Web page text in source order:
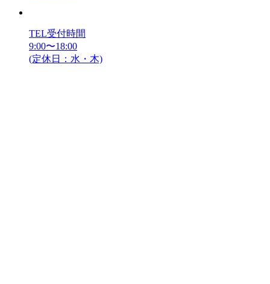
TEL受付時間
9:00〜18:00
(定休日：水・木)